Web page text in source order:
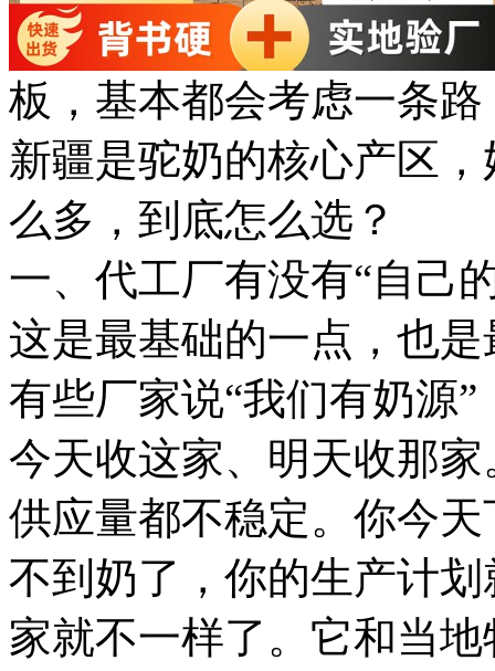
板，基本都会考虑一条
新疆是驼奶的核心产区
么多，到底怎么选？
一、代工厂有没有“自己
这是最基础的一点，也
有些厂家说“我们有奶源
今天收这家、明天收那
供应量都不稳定。你今
不到奶了，你的生产计
家就不一样了。它和当